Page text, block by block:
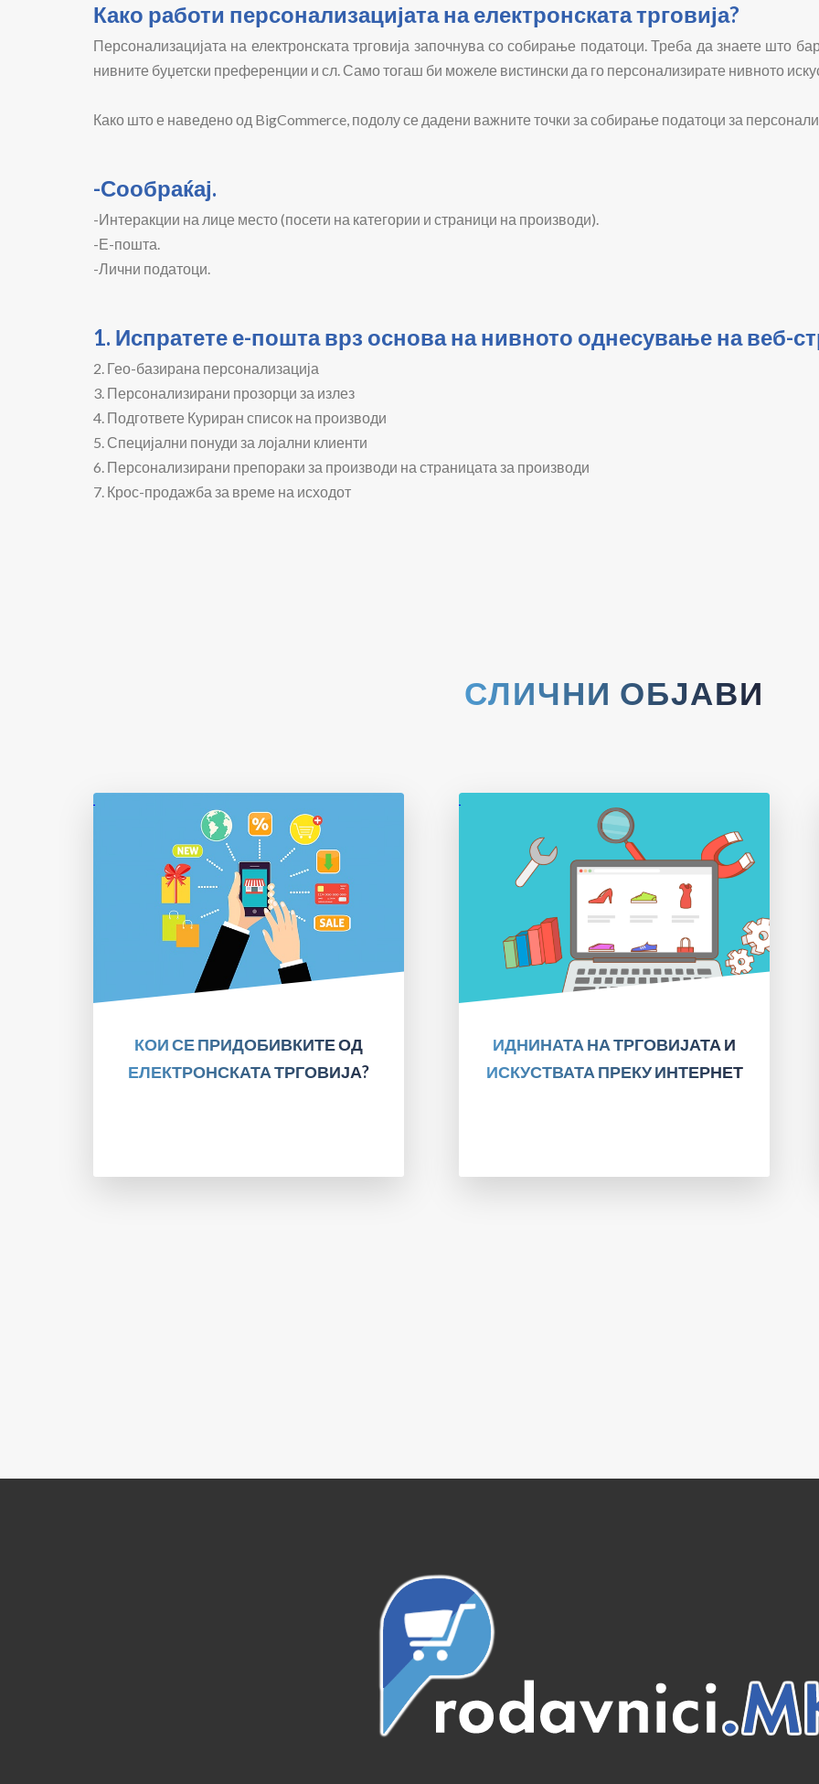
Како работи персонализацијата на електронската трговија?
Персонализацијата на електронската трговија започнува со собирање податоци. Треба да знаете што
нивните буџетски преференции и сл. Само тогаш би можеле вистински да го персонализирате нивното
Како што е наведено од BigCommerce, подолу се дадени важните точки за собирање податоци за
-Сообраќај.
-Интеракции на лице место (посети на категории и страници на производи).
-Е-пошта.
-Лични податоци.
1. Испратете е-пошта врз основа на нивното однесување на веб-
2. Гео-базирана персонализација
3. Персонализирани прозорци за излез
4. Подгответе Куриран список на производи
5. Специјални понуди за лојални клиенти
6. Персонализирани препораки за производи на страницата за производи
7. Крос-продажба за време на исходот
СЛИЧНИ ОБЈАВИ
КОИ СЕ ПРИДОБИВКИТЕ ОД
ЕЛЕКТРОНСКАТА ТРГОВИЈА?
ПРОЧИТАЈТЕ!
ИДНИНАТА НА ТРГОВИЈАТА И
ИСКУСТВАТА ПРЕКУ ИНТЕРНЕТ
ПРОЧИТАЈТЕ!